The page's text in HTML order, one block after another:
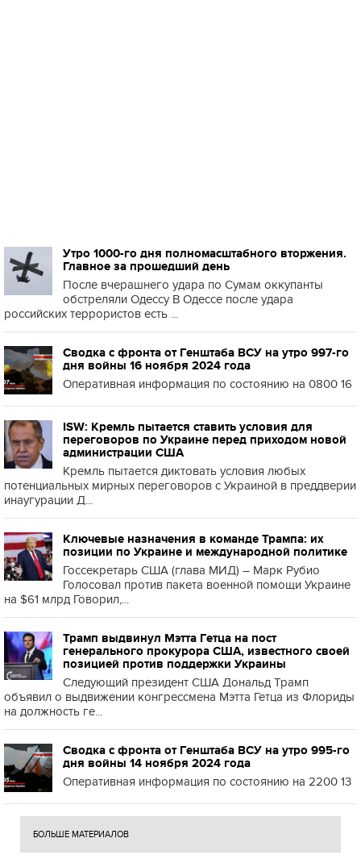
Утро 1000-го дня полномасштабного вторжения.
Главное за прошедший день
После вчерашнего удара по Сумам оккупанты
обстреляли Одессу В Одессе после удара
российских террористов есть ...
Сводка с фронта от Генштаба ВСУ на утро 997-го
дня войны 16 ноября 2024 года
Оперативная информация по состоянию на 0800 16
ISW: Кремль пытается ставить условия для
переговоров по Украине перед приходом новой
администрации США
Кремль пытается диктовать условия любых
потенциальных мирных переговоров с Украиной в преддверии
инаугурации Д...
Ключевые назначения в команде Трампа: их
позиции по Украине и международной политике
Госсекретарь США (глава МИД) – Марк Рубио
Голосовал против пакета военной помощи Украине
на $61 млрд Говорил,...
Трамп выдвинул Мэтта Гетца на пост
генерального прокурора США, известного своей
позицией против поддержки Украины
Следующий президент США Дональд Трамп
объявил о выдвижении конгрессмена Мэтта Гетца из Флориды
на должность ге...
Сводка с фронта от Генштаба ВСУ на утро 995-го
дня войны 14 ноября 2024 года
Оперативная информация по состоянию на 2200 13
БОЛЬШЕ МАТЕРИАЛОВ